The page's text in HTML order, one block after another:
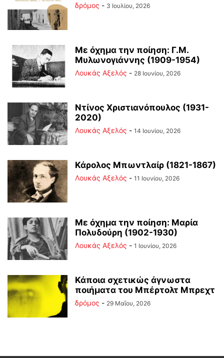
δρόμος - 3 Ιουλίου, 2026
Με όχημα την ποίηση: Γ.Μ.
Μυλωνογιάννης (1909-1954)
Λουκάς Αξελός - 28 Ιουνίου, 2026
Ντίνος Χριστιανόπουλος (1931-
2020)
Λουκάς Αξελός - 14 Ιουνίου, 2026
Κάρολος Μπωντλαίρ (1821-1867)
Λουκάς Αξελός - 11 Ιουνίου, 2026
Με όχημα την ποίηση: Μαρία
Πολυδούρη (1902-1930)
Λουκάς Αξελός - 1 Ιουνίου, 2026
Κάποια σχετικώς άγνωστα
ποιήματα του Μπέρτολτ Μπρεχτ
δρόμος - 29 Μαΐου, 2026